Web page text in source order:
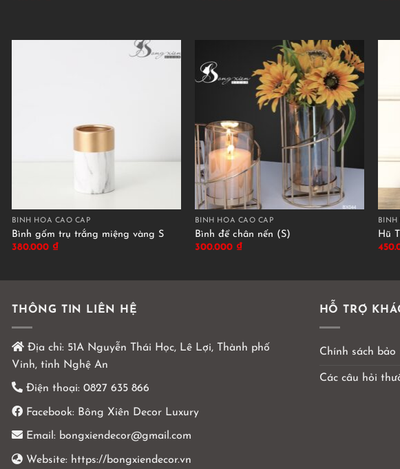
BÌNH HOA CAO CẤP
Bình gốm trụ trắng miệng vàng S
380.000 ₫
BÌNH HOA CAO CẤP
Bình để chân nến (S)
300.000 ₫
BÌNH
Hũ
THÔNG TIN LIÊN HỆ
Địa chỉ: 51A Nguyễn Thái Học, Lê Lợi, Thành phố
Vinh, tỉnh Nghệ An
Điện thoại: 0827 635 866
Facebook: Bông Xiên Decor Luxury
Email: bongxiendecor@gmail.com
Website: https://bongxiendecor.vn
HỖ TRỢ
Chính sách bảo
Các câu hỏi